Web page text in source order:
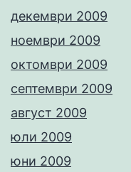
декември 2009
ноември 2009
октомври 2009
септември 2009
август 2009
юли 2009
юни 2009